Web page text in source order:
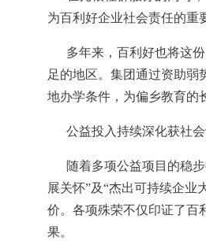
为百利好企业社会责任的重
多年来，百利好也将这
足的地区。集团通过资助弱
地办学条件，为偏乡教育的
公益投入持续深化获社
随着多项公益项目的稳
展关怀”及“杰出可持续企业
价。各项殊荣不仅印证了百
果。